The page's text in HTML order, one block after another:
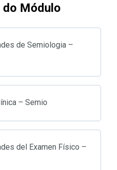
do Módulo
de Semiologia –
– Semio
del Examen Físico –